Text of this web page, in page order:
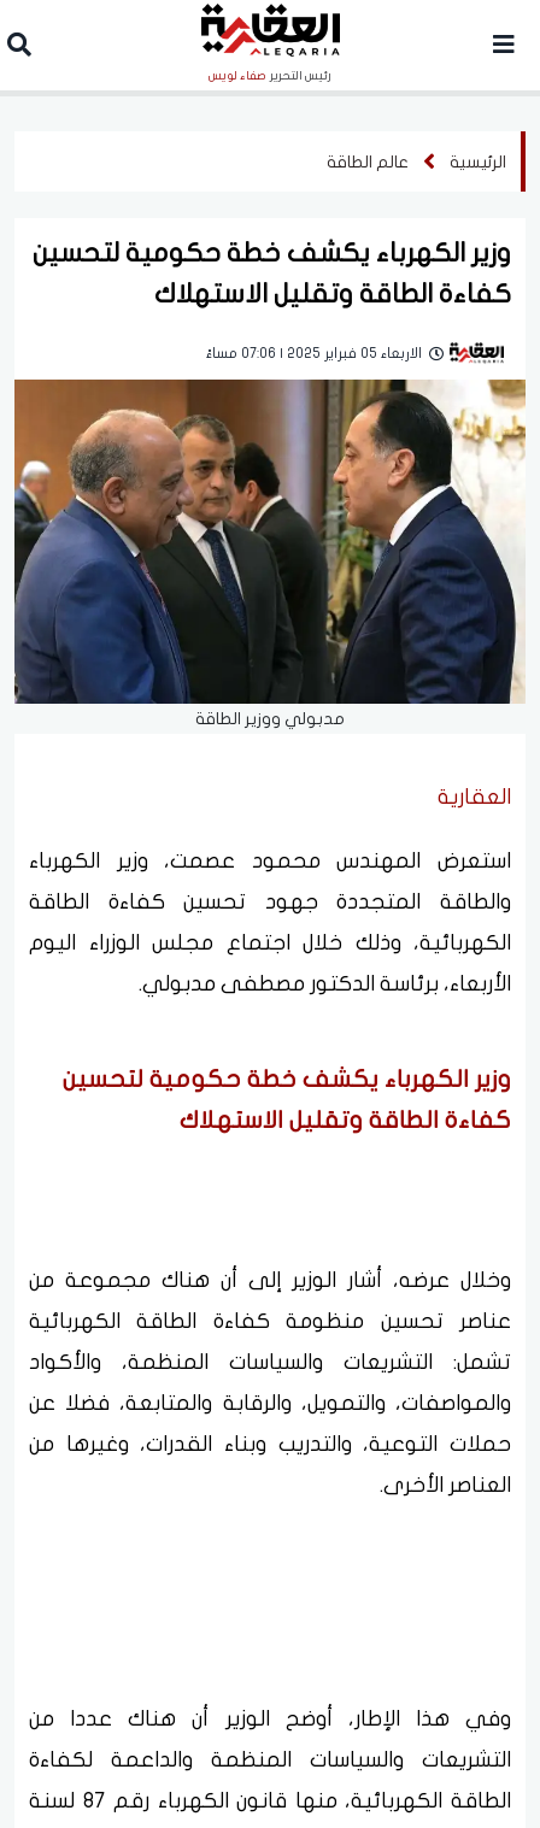
رئيس التحرير صفاء لويس
الرئيسية عالم الطاقة
وزير الكهرباء يكشف خطة حكومية لتحسين
كفاءة الطاقة وتقليل الاستهلاك
الاربعاء 05 فبراير 2025 | 07:06 مساءً
مدبولي ووزير الطاقة
العقارية
استعرض المهندس محمود عصمت، وزير الكهرباء
والطاقة المتجددة جهود تحسين كفاءة الطاقة
الكهربائية، وذلك خلال اجتماع مجلس الوزراء اليوم
الأربعاء، برئاسة الدكتور مصطفى مدبولي.
وزير الكهرباء يكشف خطة حكومية لتحسين
كفاءة الطاقة وتقليل الاستهلاك
وخلال عرضه، أشار الوزير إلى أن هناك مجموعة من
عناصر تحسين منظومة كفاءة الطاقة الكهربائية
تشمل: التشريعات والسياسات المنظمة، والأكواد
والمواصفات، والتمويل، والرقابة والمتابعة، فضلا عن
حملات التوعية، والتدريب وبناء القدرات، وغيرها من
العناصر الأخرى.
وفي هذا الإطار، أوضح الوزير أن هناك عددا من
التشريعات والسياسات المنظمة والداعمة لكفاءة
الطاقة الكهربائية، منها قانون الكهرباء رقم 87 لسنة